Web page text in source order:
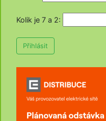
Kolik je 7 a 2:
Přihlásit